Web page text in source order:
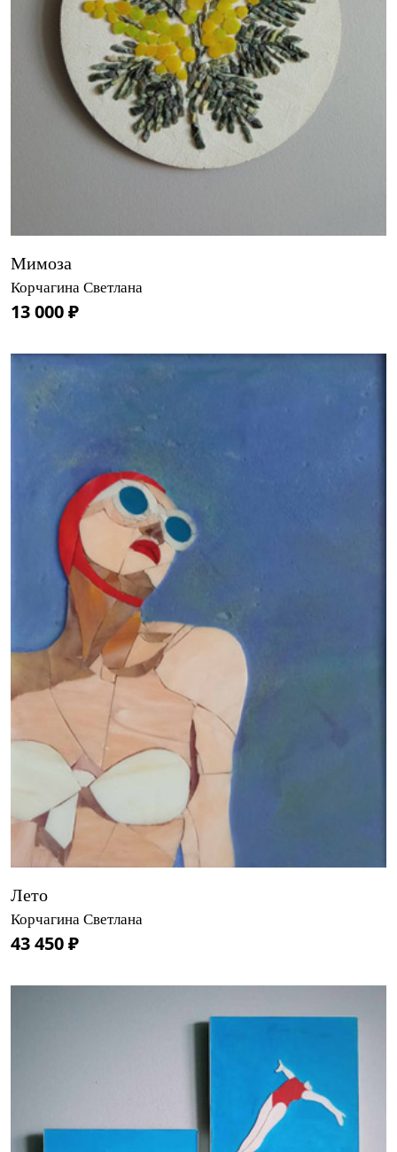
Мимоза
Корчагина Светлана
13 000 ₽
Лето
Корчагина Светлана
43 450 ₽